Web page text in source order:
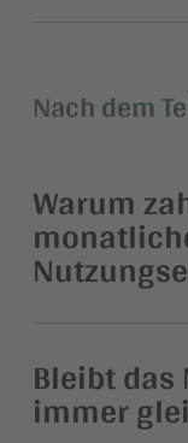
Nach dem
Warum
Bleibt
immer